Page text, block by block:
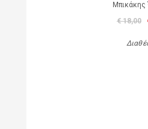
€ 18,00